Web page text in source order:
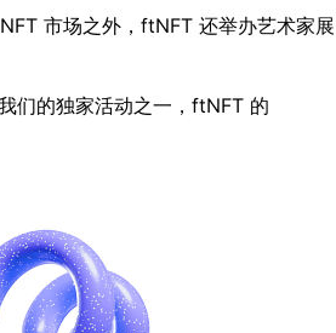
市场之外，ftNFT 还举办艺术家展
们的独家活动之一，ftNFT 的